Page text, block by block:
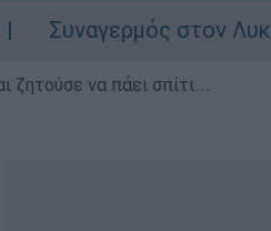
στον Λυκαβηττό:
να πάει σπίτι...